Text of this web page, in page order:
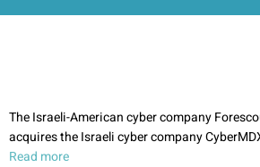
The Israeli-American cyber company
acquires the Israeli cyber company
Read more